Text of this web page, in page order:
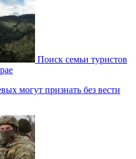
Поиск семьи туристов
могут признать без вести